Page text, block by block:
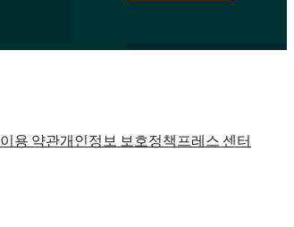
이용 약관개인정보 보호정책 프레스 센터